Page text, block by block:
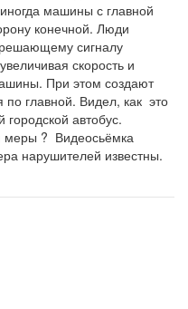
машины с главной
конечной. Люди
сигналу
скорость и
При этом создают
главной. Видел, как  это
автобус.
?  Видеосьёмка
нарушителей известны.